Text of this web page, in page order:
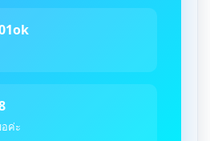
ค่ะ